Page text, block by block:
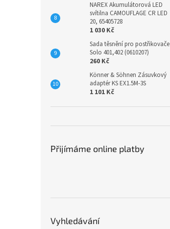
NAREX Akumulátorová LED
svítilna CAMOUFLAGE CR LED
20, 65405728
1 030 Kč
Sada těsnění pro postřikovače
Solo 401,402 (0610207)
260 Kč
Könner & Söhnen Zásuvkový
adaptér KS EX1.5M-3S
1 101 Kč
Přijímáme online platby
Vyhledávání